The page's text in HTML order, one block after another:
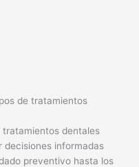
de tratamientos
tratamientos dentales
decisiones informadas
preventivo hasta los